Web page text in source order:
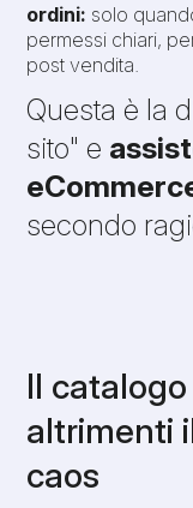
ordini: solo
permessi chiari,
post vendita.
Questa è la
sito" e
secondo
Il
altrimenti
caos